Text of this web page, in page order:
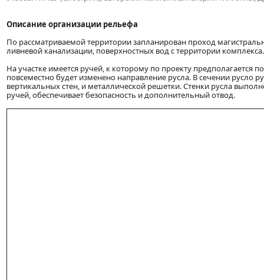
Описание организации рельефа
По рассматриваемой территории запланирован проход
ливневой канализации, поверхностных вод с территории комплекса.
На участке имеется ручей, к которому по проекту предполагается
повсеместно будет изменено направление русла. В сечении русло
вертикальных стен, и металлической решетки. Стенки русла
ручей, обеспечивает безопасность и дополнительный отвод.